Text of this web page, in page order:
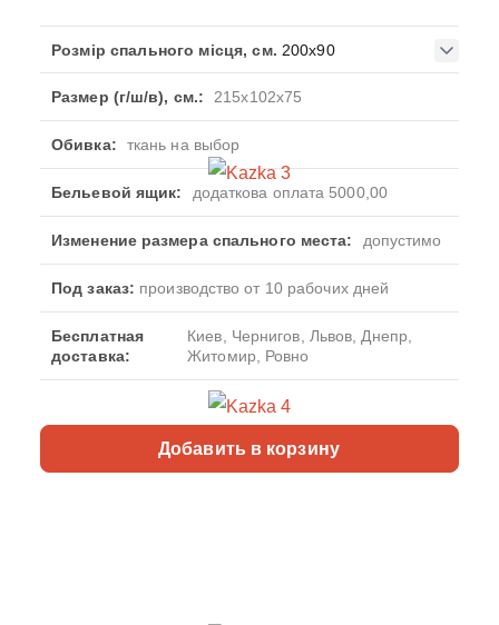
Розмір спального місця, см. 200x90
Размер (г/ш/в), см.: 215x102x75
Обивка: ткань на выбор
Бельевой ящик: додаткова оплата 5000,00
Изменение размера спального места: допустимо
Под заказ: производство от 10 рабочих дней
Бесплатная
доставка:
Киев, Чернигов, Львов, Днепр,
Житомир, Ровно
Добавить в корзину